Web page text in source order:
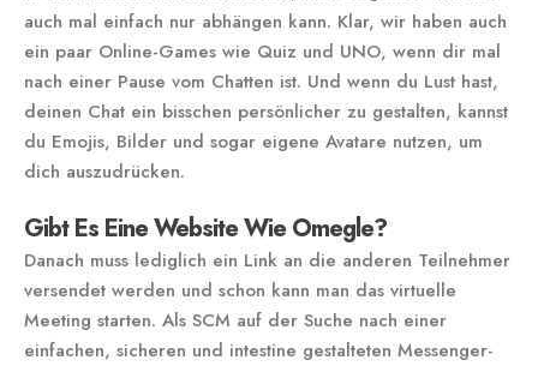
auch mal einfach nur abhängen kann. Klar, wir haben auch
ein paar Online-Games wie Quiz und UNO, wenn dir mal
nach einer Pause vom Chatten ist. Und wenn du Lust hast,
deinen Chat ein bisschen persönlicher zu gestalten, kannst
du Emojis, Bilder und sogar eigene Avatare nutzen, um
dich auszudrücken.
Gibt Es Eine Website Wie Omegle?
Danach muss lediglich ein Link an die anderen Teilnehmer
versendet werden und schon kann man das virtuelle
Meeting starten. Als SCM auf der Suche nach einer
einfachen, sicheren und intestine gestalteten Messenger-